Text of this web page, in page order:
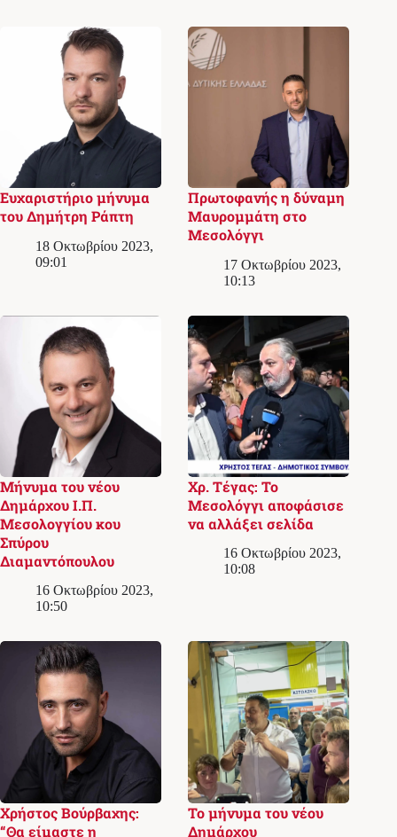
Ευχαριστήριο μήνυμα
του Δημήτρη Ράπτη
18 Οκτωβρίου 2023,
09:01
Πρωτοφανής η δύναμη
Μαυρομμάτη στο
Μεσολόγγι
17 Οκτωβρίου 2023,
10:13
Μήνυμα του νέου
Δημάρχου Ι.Π.
Μεσολογγίου κου
Σπύρου
Διαμαντόπουλου
16 Οκτωβρίου 2023,
10:50
Χρ. Τέγας: Το
Μεσολόγγι αποφάσισε
να αλλάξει σελίδα
16 Οκτωβρίου 2023,
10:08
Χρήστος Βούρβαχης:
“Θα είμαστε η
Το μήνυμα του νέου
Δημάρχου